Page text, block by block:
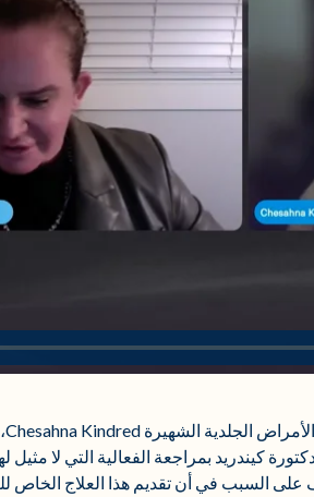
على السبب في أن تقديم هذا العلاج الخاص